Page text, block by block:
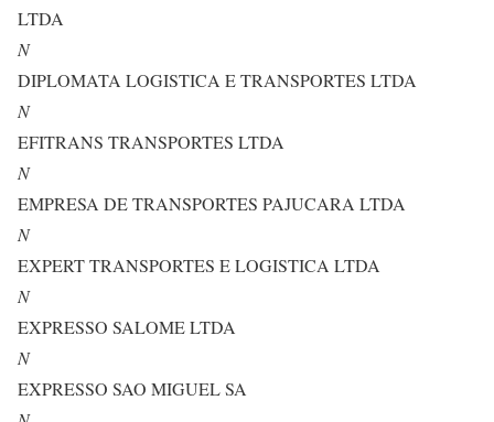
LTDA
N
DIPLOMATA LOGISTICA E TRANSPORTES LTDA
N
EFITRANS TRANSPORTES LTDA
N
EMPRESA DE TRANSPORTES PAJUCARA LTDA
N
EXPERT TRANSPORTES E LOGISTICA LTDA
N
EXPRESSO SALOME LTDA
N
EXPRESSO SAO MIGUEL SA